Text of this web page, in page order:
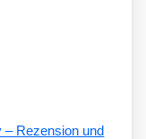
– Rezension und